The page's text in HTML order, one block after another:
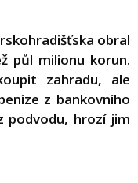
obral
půl milionu korun.
zahradu, ale
z bankovního
podvodu, hrozí jim